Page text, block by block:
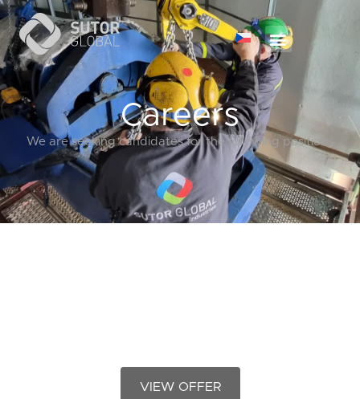
Careers
We are seeking candidates for the following positions
VIEW OFFER